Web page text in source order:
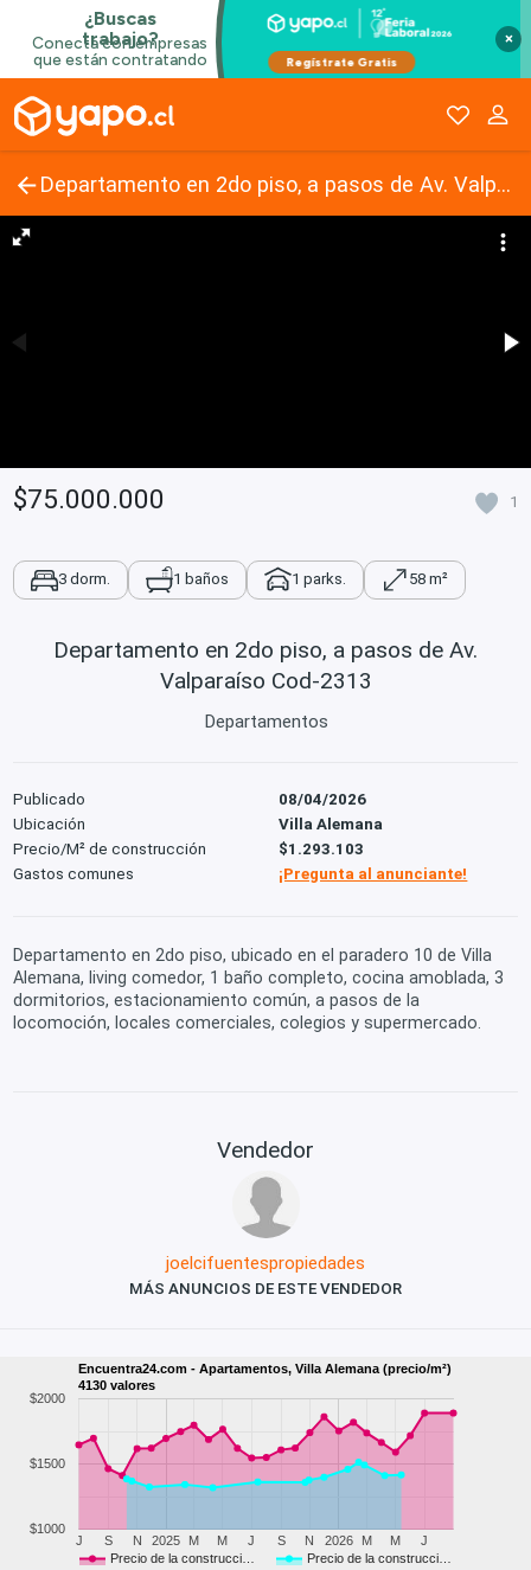
×
Departamento en 2do piso, a pasos de Av. Valparaíso Cod-2313
$75.000.000 1
3 dorm. 1 baños 1 parks. 58 m²
Departamento en 2do piso, a pasos de Av.
Valparaíso Cod-2313
Departamentos
Publicado
08/04/2026
Ubicación
Villa Alemana
Precio/M² de construcción
$1.293.103
Gastos comunes
¡Pregunta al anunciante!
Departamento en 2do piso, ubicado en el paradero 10 de Villa
Alemana, living comedor, 1 baño completo, cocina amoblada, 3
dormitorios, estacionamiento común, a pasos de la
locomoción, locales comerciales, colegios y supermercado.
Vendedor
joelcifuentespropiedades
MÁS ANUNCIOS DE ESTE VENDEDOR
Encuentra24.com - Apartamentos, Villa Alemana (precio/m²)
4130 valores
Precio de la construcci… Precio de la construcci…
2025 2026
J S N M M J S N M M J
$1000
$1500
$2000